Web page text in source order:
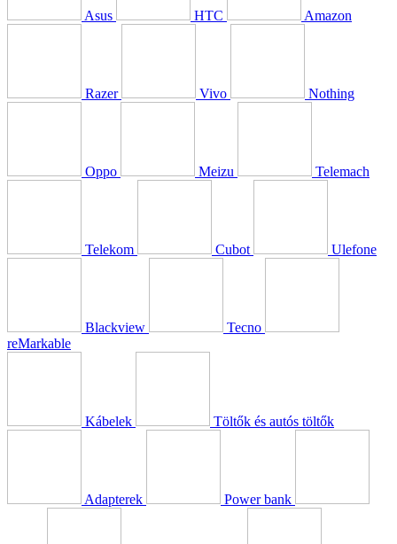
Asus HTC Amazon
Razer Vivo Nothing
Oppo Meizu Telemach
Telekom Cubot Ulefone
Blackview
Tecno
reMarkable
Kábelek Töltők és autós töltők
Adapterek Power bank